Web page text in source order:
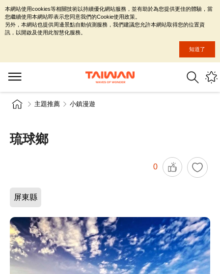
主題推薦 小鎮漫遊
琉球鄉
0
屏東縣
本網站使用cookies等相關技術以持續優化網站服務，並有助於為您提供更佳的體驗，當
您繼續使用本網站即表示您同意我們的Cookie使用政策。
另外，本網站也提供周邊景點自動偵測服務，我們建議您允許本網站取得您的位置資
訊，以開啟及使用此智慧化服務。
知道了